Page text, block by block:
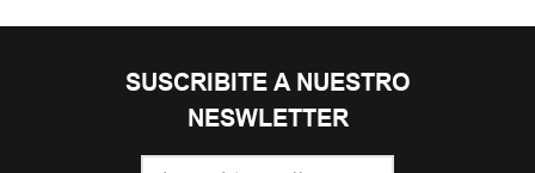
SUSCRIBITE A NUESTRO
NESWLETTER